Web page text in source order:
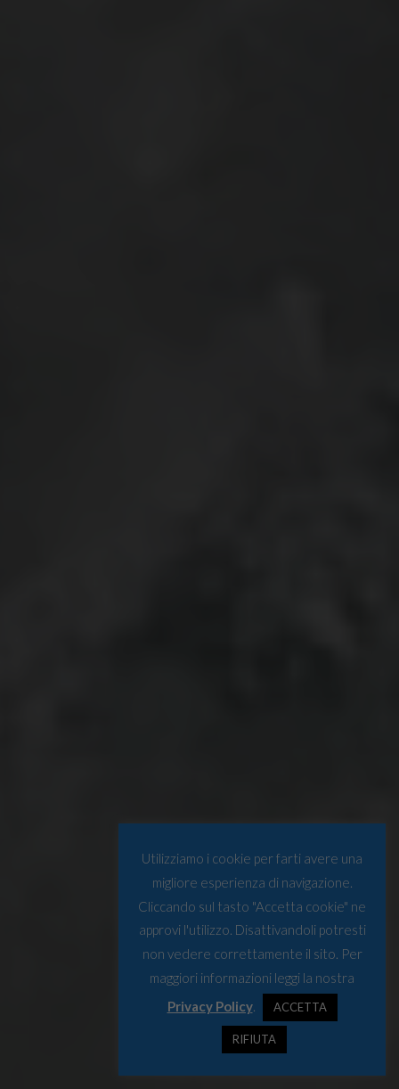
Utilizziamo i cookie per farti avere una
migliore esperienza di navigazione.
Cliccando sul tasto "Accetta cookie" ne
approvi l'utilizzo. Disattivandoli potresti
non vedere correttamente il sito. Per
maggiori informazioni leggi la nostra
Privacy Policy. ACCETTA
RIFIUTA